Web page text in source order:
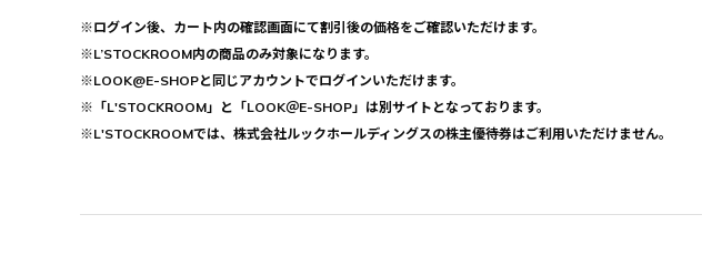
※ログイン後、カート内の確認画面にて割引後の価格をご確認いただけます。
※L’STOCKROOM内の商品のみ対象になります。
※LOOK@E-SHOPと同じアカウントでログインいただけます。
※「L'STOCKROOM」と「LOOK＠E-SHOP」は別サイトとなっております。
※L'STOCKROOMでは、株式会社ルックホールディングスの株主優待券はご利用いただけません。